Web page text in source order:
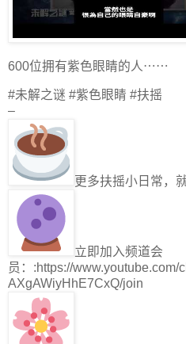
600位拥有紫色眼睛的人⋯⋯
#未解之谜 #紫色眼睛 #扶摇
–
更多扶摇小日常，
立即加入频道会
员：:https://
AXgAWiyHhE7CxQ/join